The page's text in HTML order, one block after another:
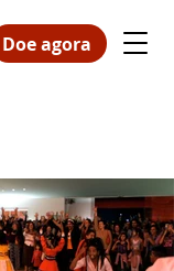
Doe agora